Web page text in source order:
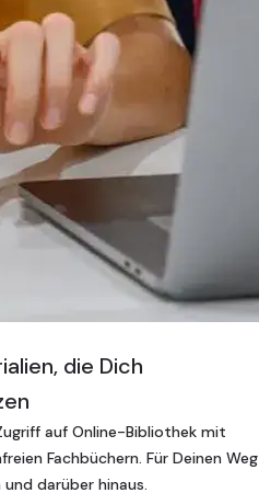
die Dich
auf Online-Bibliothek mit
Fachbüchern. Für Deinen Weg
darüber hinaus.